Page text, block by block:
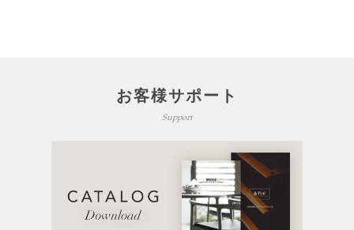
お客様サポート
Support